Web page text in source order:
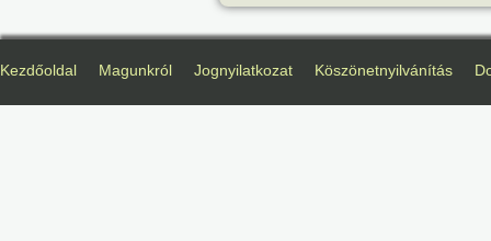
Kezdőoldal Magunkról Jognyilatkozat Köszönetnyilvánítás